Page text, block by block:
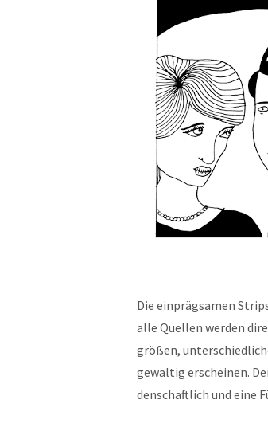
Die ein­prägsamen
alle Quellen wer­den
größen,
gewaltig erscheinen.
den­schaftlich und eine